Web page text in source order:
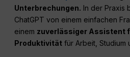
Unterbrechungen. In der Praxis
ChatGPT von einem einfachen
einem zuverlässiger Assistent
Produktivität für Arbeit, Studium